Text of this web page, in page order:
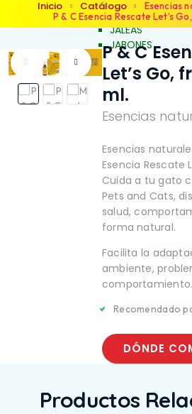
FLORALES
SALUD Y
JALEAS
JABONES
NATURALES
ESENCIAS
PRODUCTOS PARA
ALERGIAS
BELLEZA Y
CONDUCTA Y
CONTROL DE
PIEL Y PELAJE
REPELENTE
SALUD DIGESTIVA
SALUD INTERNA
SALUD
SALUD RENAL
Inicio Catálogo
Esencias
P & C Esencia Rescate Let’s
Esencias
P & C
Let’s Go,
ml.
Esencias
Esencia Rescate
Cuida a tu gato
Pets and Cats,
salud,
forma natural.
Facilita la
ambiente,
comportamiento.
Recomendado
DÓNDE
Productos